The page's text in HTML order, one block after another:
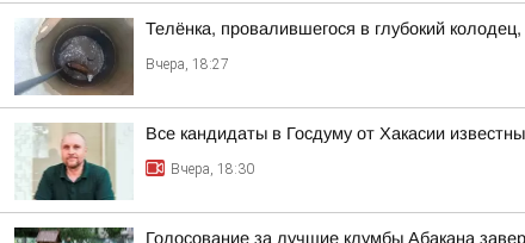
Телёнка, провалившегося в глубокий
Вчера, 18:27
Все кандидаты в Госдуму от Хакасии известны
Вчера, 18:30
Голосование за лучшие клумбы Абакана